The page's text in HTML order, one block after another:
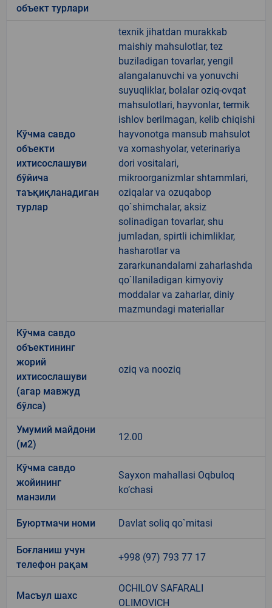
объект турлари
Кўчма савдо
объекти
ихтисослашуви
бўйича
таъқиқланадиган
турлар
texnik jihatdan murakkab
maishiy mahsulotlar, tez
buziladigan tovarlar, yengil
alangalanuvchi va yonuvchi
suyuqliklar, bolalar oziq-ovqat
mahsulotlari, hayvonlar, termik
ishlov berilmagan, kelib chiqishi
hayvonotga mansub mahsulot
va xomashyolar, veterinariya
dori vositalari,
mikroorganizmlar shtammlari,
oziqalar va ozuqabop
qo`shimchalar, aksiz
solinadigan tovarlar, shu
jumladan, spirtli ichimliklar,
hasharotlar va
zararkunandalarni zaharlashda
qo`llaniladigan kimyoviy
moddalar va zaharlar, diniy
mazmundagi materiallar
Кўчма савдо
объектининг
жорий
ихтисослашуви
(агар мавжуд
бўлса)
oziq va nooziq
Умумий майдони
(м2)
12.00
Кўчма савдо
жойининг
манзили
Sayxon mahallasi Oqbuloq
ko’chasi
Буюртмачи номи Davlat soliq qo`mitasi
Боғланиш учун
телефон рақам
+998 (97) 793 77 17
Масъул шахс
OCHILOV SAFARALI
OLIMOVICH